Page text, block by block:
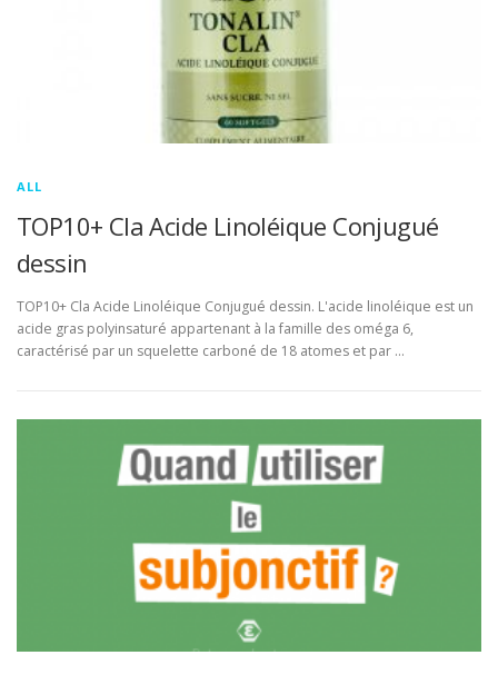
ALL
TOP10+ Cla Acide Linoléique Conjugué
dessin
TOP10+ Cla Acide Linoléique Conjugué dessin. L'acide linoléique est un
acide gras polyinsaturé appartenant à la famille des oméga 6,
caractérisé par un squelette carboné de 18 atomes et par …